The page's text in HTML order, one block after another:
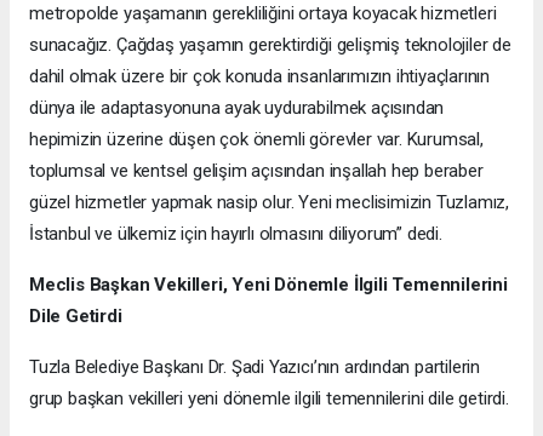
metropolde yaşamanın gerekliliğini ortaya koyacak hizmetleri
sunacağız. Çağdaş yaşamın gerektirdiği gelişmiş teknolojiler de
dahil olmak üzere bir çok konuda insanlarımızın ihtiyaçlarının
dünya ile adaptasyonuna ayak uydurabilmek açısından
hepimizin üzerine düşen çok önemli görevler var. Kurumsal,
toplumsal ve kentsel gelişim açısından inşallah hep beraber
güzel hizmetler yapmak nasip olur. Yeni meclisimizin Tuzlamız,
İstanbul ve ülkemiz için hayırlı olmasını diliyorum” dedi.
Meclis Başkan Vekilleri, Yeni Dönemle İlgili Temennilerini
Dile Getirdi
Tuzla Belediye Başkanı Dr. Şadi Yazıcı’nın ardından partilerin
grup başkan vekilleri yeni dönemle ilgili temennilerini dile getirdi.